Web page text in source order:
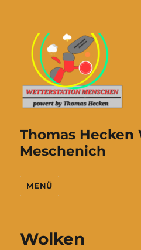
Thomas
Meschenich
MENÜ
Wolken